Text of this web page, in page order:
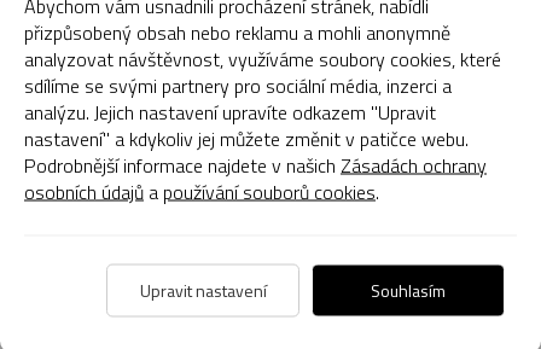
Redukce hmotnosti
Balení
21 pitných ampulí po 10 ml maloobchodní balení /
EB01581
přizpůsobený obsah nebo reklamu a mohli anonymně
analyzovat návštěvnost, využíváme soubory cookies, které
sdílíme se svými partnery pro sociální média, inzerci a
analýzu. Jejich nastavení upravíte odkazem "Upravit
nastavení" a kdykoliv jej můžete změnit v patičce webu.
Podrobnější informace najdete v našich Zásadách ochrany
osobních údajů a používání souborů cookies.
Upravit nastavení Souhlasím